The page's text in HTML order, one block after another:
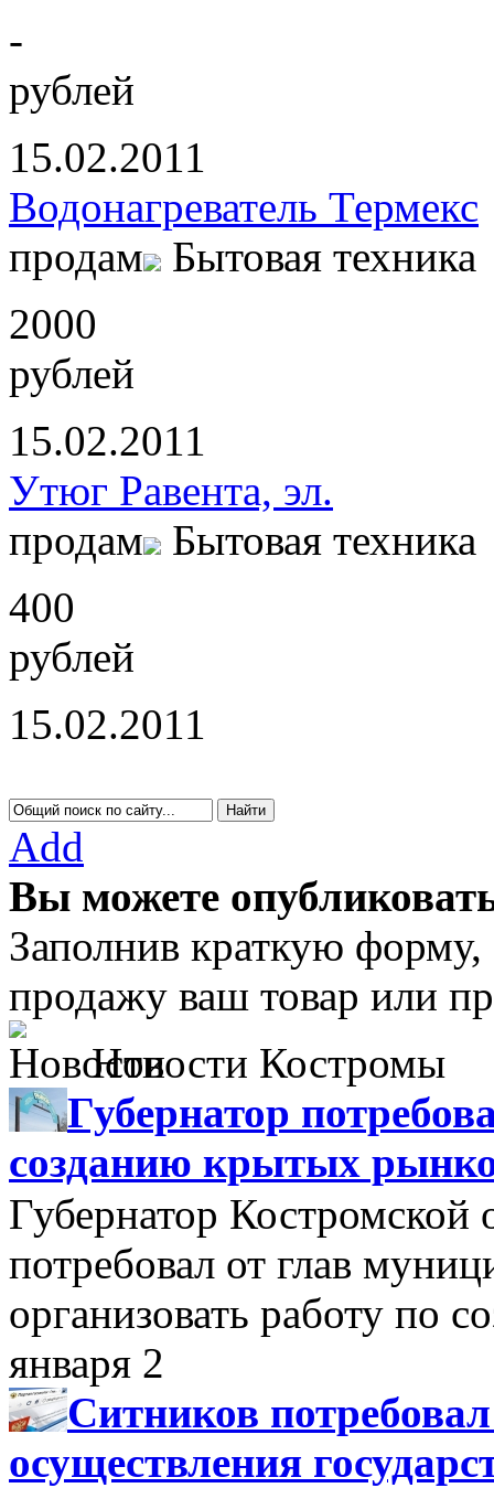
-
рублей
15.02.2011
Водонагреватель Термекс
продам
Бытовая техника
2000
рублей
15.02.2011
Утюг Равента, эл.
продам
Бытовая техника
400
рублей
15.02.2011
Add
Вы можете
Заполнив краткую
продажу ваш товар или
Новости Костромы
Губернатор
созданию крытых
Губернатор Костромской
потребовал от глав
организовать работу по
января 2
Ситников
осуществления